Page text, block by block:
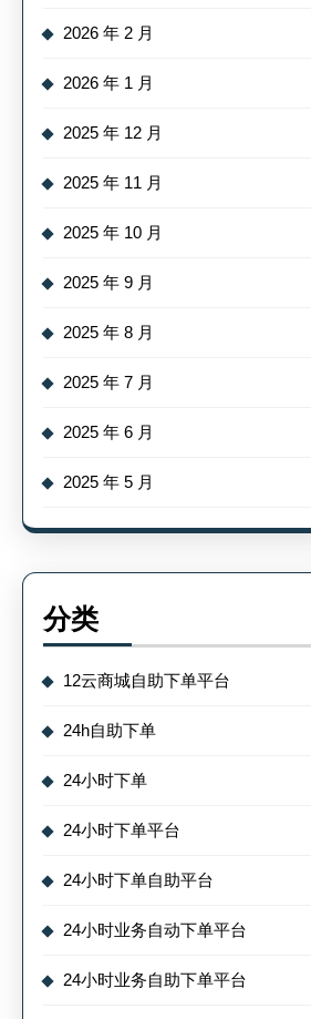
2026 年 2 月
2026 年 1 月
2025 年 12 月
2025 年 11 月
2025 年 10 月
2025 年 9 月
2025 年 8 月
2025 年 7 月
2025 年 6 月
2025 年 5 月
分类
12云商城自助下单平台
24h自助下单
24小时下单
24小时下单平台
24小时下单自助平台
24小时业务自动下单平台
24小时业务自助下单平台